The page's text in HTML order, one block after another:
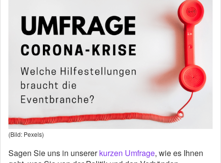
(Bild: Pexels)
Sagen Sie uns in unsererkurzen Umfrage, wie es Ihnen